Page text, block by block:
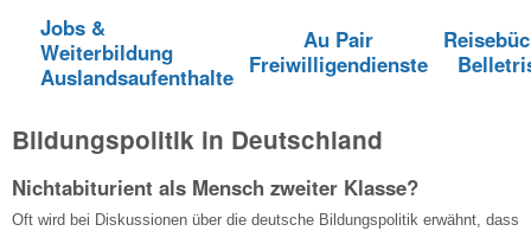
Jobs &
Weiterbildung
Auslandsaufenthalte
Au Pair
Freiwilligendienste
Bildungspolitik in Deutschland
Nichtabiturient als Mensch zweiter Klasse?
Oft wird bei Diskussionen über die deutsche Bildungspolitik erwähnt, dass